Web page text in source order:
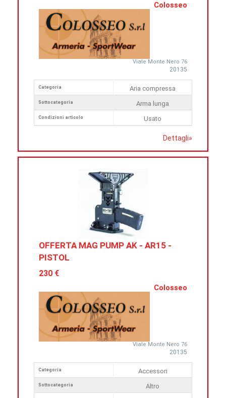
Colosseo
Viale Monte Nero 76
20135
Categoria
Sottocategoria
Condizioni articolo
Aria compressa
Arma lunga
Usato
Dettagli»
OFFERTA MAG PUMP AK - AR15 -
PISTOL
230 €
Colosseo
Viale Monte Nero 76
20135
Categoria
Sottocategoria
Accessori
Altro